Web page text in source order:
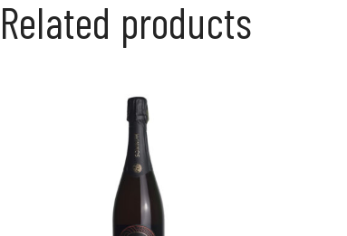
Related products